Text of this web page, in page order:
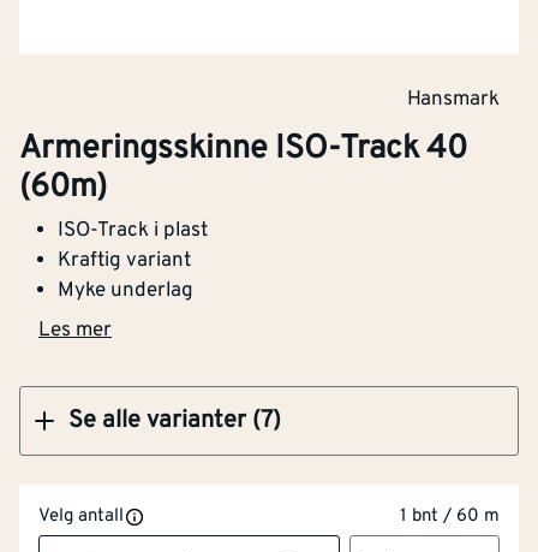
Hansmark
Armeringsskinne ISO-Track 40
(60m)
ISO-Track i plast
Kraftig variant
Myke underlag
Les mer
Se alle varianter (7)
Armeringsskinne ISO-Track 60 (40m)
Klikk og hent
Velg antall 1 bnt / 60 m